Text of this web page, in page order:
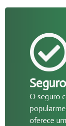
O seguro
oferece